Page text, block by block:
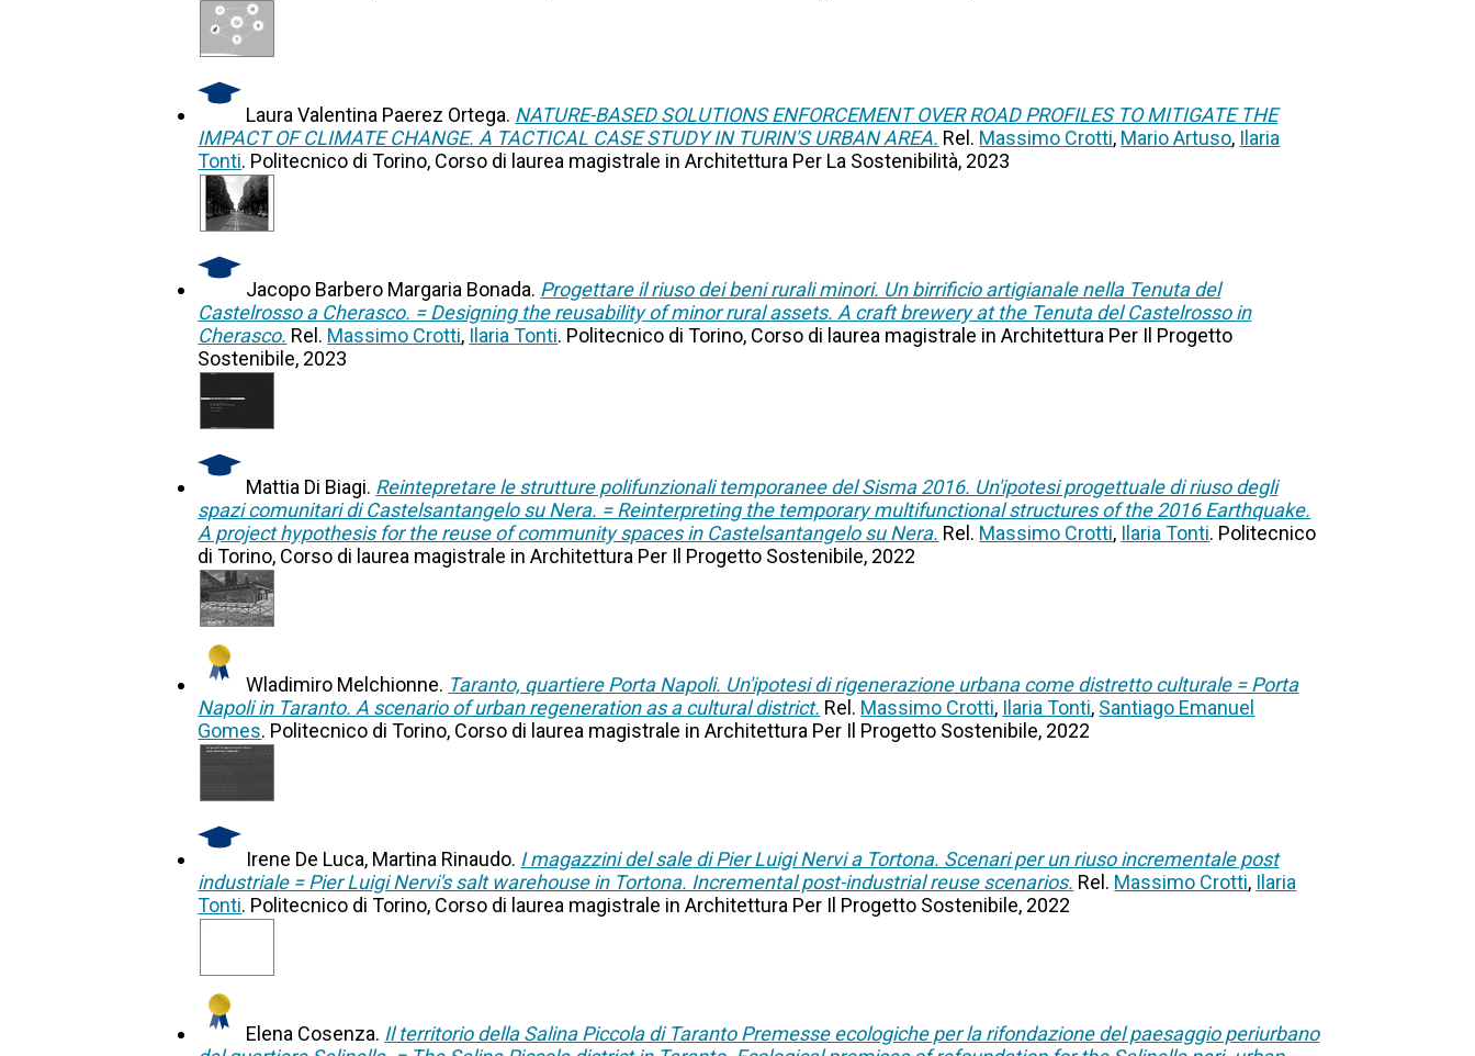
Laura Valentina Paerez Ortega. NATURE-BASED SOLUTIONS ENFORCEMENT OVER ROAD PROFILES TO MITIGATE THE
IMPACT OF CLIMATE CHANGE. A TACTICAL CASE STUDY IN TURIN'S URBAN AREA. Rel. Massimo Crotti, Mario Artuso, Ilaria
Tonti. Politecnico di Torino, Corso di laurea magistrale in Architettura Per La Sostenibilità, 2023
Jacopo Barbero Margaria Bonada. Progettare il riuso dei beni rurali minori. Un birrificio artigianale nella Tenuta del
Castelrosso a Cherasco. = Designing the reusability of minor rural assets. A craft brewery at the Tenuta del Castelrosso in
Cherasco. Rel. Massimo Crotti, Ilaria Tonti. Politecnico di Torino, Corso di laurea magistrale in Architettura Per Il Progetto
Sostenibile, 2023
Mattia Di Biagi. Reintepretare le strutture polifunzionali temporanee del Sisma 2016. Un'ipotesi progettuale di riuso degli
spazi comunitari di Castelsantangelo su Nera. = Reinterpreting the temporary multifunctional structures of the 2016 Earthquake.
A project hypothesis for the reuse of community spaces in Castelsantangelo su Nera. Rel. Massimo Crotti, Ilaria Tonti. Politecnico
di Torino, Corso di laurea magistrale in Architettura Per Il Progetto Sostenibile, 2022
Wladimiro Melchionne. Taranto, quartiere Porta Napoli. Un'ipotesi di rigenerazione urbana come distretto culturale = Porta
Napoli in Taranto. A scenario of urban regeneration as a cultural district. Rel. Massimo Crotti, Ilaria Tonti, Santiago Emanuel
Gomes. Politecnico di Torino, Corso di laurea magistrale in Architettura Per Il Progetto Sostenibile, 2022
Irene De Luca, Martina Rinaudo. I magazzini del sale di Pier Luigi Nervi a Tortona. Scenari per un riuso incrementale post
industriale = Pier Luigi Nervi's salt warehouse in Tortona. Incremental post-industrial reuse scenarios. Rel. Massimo Crotti, Ilaria
Tonti. Politecnico di Torino, Corso di laurea magistrale in Architettura Per Il Progetto Sostenibile, 2022
Elena Cosenza. Il territorio della Salina Piccola di Taranto Premesse ecologiche per la rifondazione del paesaggio periurbano